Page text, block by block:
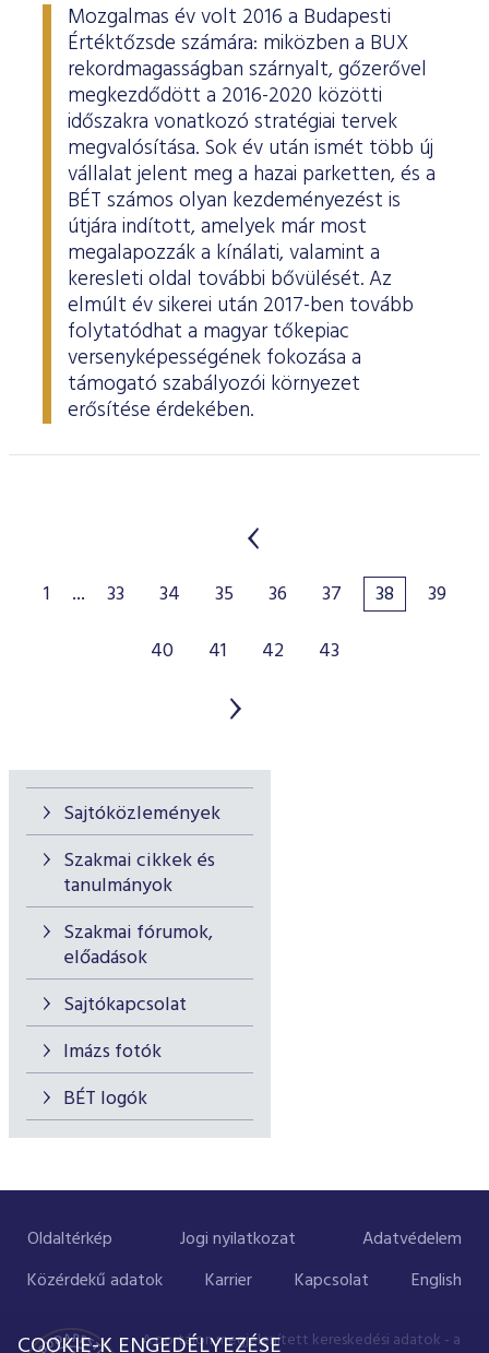
Sajtóközlemények
Szakmai cikkek és
tanulmányok
Szakmai fórumok,
előadások
Sajtókapcsolat
Imázs fotók
BÉT logók
Mozgalmas év volt 2016 a Budapesti
Értéktőzsde számára: miközben a BUX
rekordmagasságban szárnyalt, gőzerővel
megkezdődött a 2016-2020 közötti
időszakra vonatkozó stratégiai tervek
megvalósítása. Sok év után ismét több új
vállalat jelent meg a hazai parketten, és a
BÉT számos olyan kezdeményezést is
útjára indított, amelyek már most
megalapozzák a kínálati, valamint a
keresleti oldal további bővülését. Az
elmúlt év sikerei után 2017-ben tovább
folytatódhat a magyar tőkepiac
versenyképességének fokozása a
támogató szabályozói környezet
erősítése érdekében.
1 ... 33 34 35 36 37 38
39
40
41 42 43
Oldaltérkép Jogi nyilatkozat
Adatvédelem
Közérdekű adatok
Karrier Kapcsolat English
A portálon megjelenített kereskedési adatok - a